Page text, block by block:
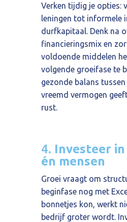
Verken tijdig je opties:
leningen tot informele
durfkapitaal. Denk na
financieringsmix en
voldoende middelen
volgende groeifase te
gezonde balans tussen
vreemd vermogen
rust.
4. Investeer
én mensen
Groei vraagt om
beginfase nog met
bonnetjes kon, werkt
bedrijf groter wordt.